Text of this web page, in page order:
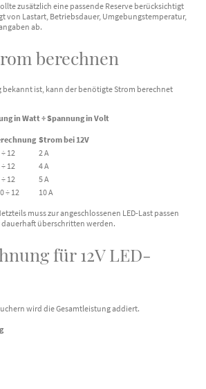
zusätzlich eine passende Reserve berücksichtigt
von Lastart, Betriebsdauer, Umgebungstemperatur,
ab.
berechnen
bekannt ist, kann der benötigte Strom berechnet
in Watt ÷ Spannung in Volt
Strom bei 12V
12
2 A
12
4 A
12
5 A
÷ 12 10 A
muss zur angeschlossenen LED-Last passen
überschritten werden.
für 12V LED-
wird die Gesamtleistung addiert.